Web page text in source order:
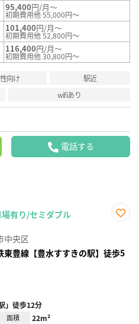
95,400円/月～
初期費用他 55,000円～
101,400円/月～
初期費用他 52,800円～
116,400円/月～
初期費用他 30,800円～
向け
駅近
wifiあり
電話する
有り/セミダブル
録
中央区
東豊線【豊水すすきの駅】徒歩5
」徒歩12分
面積 22m²